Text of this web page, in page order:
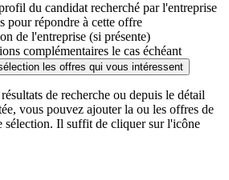
du candidat recherché par l'entreprise
pour répondre à cette offre
de l'entreprise (si présente)
complémentaires le cas échéant
les offres qui vous intéressent
de recherche ou depuis le détail
vous pouvez ajouter la ou les offres de
sélection. Il suffit de cliquer sur l'icône